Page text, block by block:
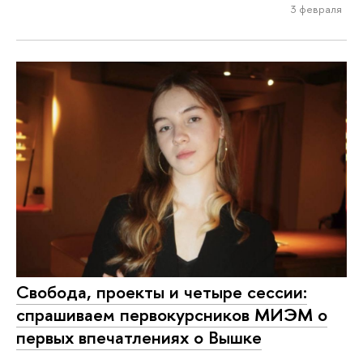
3 февраля
Свобода, проекты и четыре сессии:
спрашиваем первокурсников МИЭМ о
первых впечатлениях о Вышке